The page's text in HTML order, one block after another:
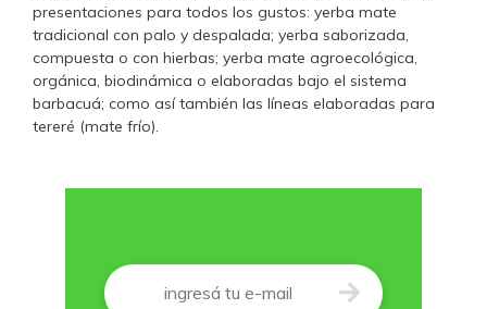
presentaciones para todos los gustos: yerba mate
tradicional con palo y despalada; yerba saborizada,
compuesta o con hierbas; yerba mate agroecológica,
orgánica, biodinámica o elaboradas bajo el sistema
barbacuá; como así también las líneas elaboradas para
tereré (mate frío).
Correo